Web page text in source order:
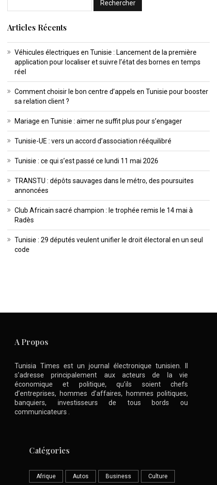
Articles Récents
Véhicules électriques en Tunisie : Lancement de la première
application pour localiser et suivre l’état des bornes en temps
réel
Comment choisir le bon centre d’appels en Tunisie pour booster
sa relation client ?
Mariage en Tunisie : aimer ne suffit plus pour s’engager
Tunisie-UE : vers un accord d’association rééquilibré
Tunisie : ce qui s’est passé ce lundi 11 mai 2026
TRANSTU : dépôts sauvages dans le métro, des poursuites
annoncées
Club Africain sacré champion : le trophée remis le 14 mai à
Radès
Tunisie : 29 députés veulent unifier le droit électoral en un seul
code
A Propos
Tunisia Times est un journal électronique tunisien. Il
s’adresse principalement aux acteurs de la vie
économique et politique, qu’ils soient chefs
d’entreprises, hommes d’affaires, hommes politiques,
banquiers, investisseurs de tous bords ou
communicateurs .
Catégories
Afrique Autos Business Culture